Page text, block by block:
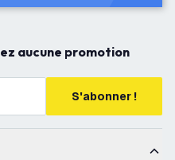
aucune promotion
S'abonner !